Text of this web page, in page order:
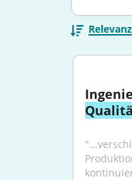
Relevanz